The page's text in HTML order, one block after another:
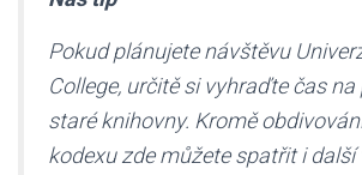
Pokud plánujete návštěvu
College, určitě si vyhraďte čas
staré knihovny. Kromě
kodexu zde můžete spatřit i další